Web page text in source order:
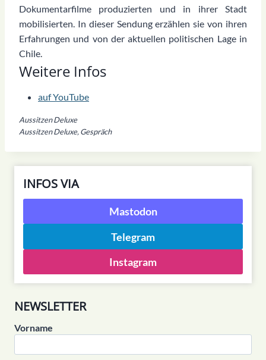
Aussitzen Deluxe
Aussitzen Deluxe, Gespräch
Weitere Infos
auf YouTube
Dokumentarfilme produzierten und in ihrer Stadt
mobilisierten. In dieser Sendung erzählen sie von ihren
Erfahrungen und von der aktuellen politischen Lage in
Chile.
INFOS VIA
Mastodon
Telegram
Instagram
NEWSLETTER
Vorname